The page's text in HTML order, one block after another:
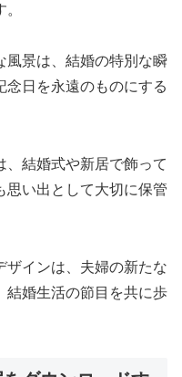
風景は、結婚の特別な瞬
念日を永遠のものにする
、結婚式や新居で飾って
思い出として大切に保管
ザインは、夫婦の新たな
結婚生活の節目を共に歩